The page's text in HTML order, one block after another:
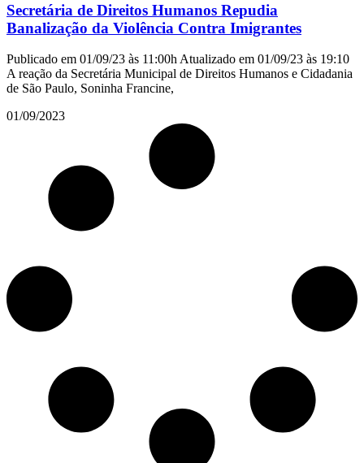
Secretária de Direitos Humanos Repudia
Banalização da Violência Contra Imigrantes
Publicado em 01/09/23 às 11:00h Atualizado em 01/09/23 às 19:10
A reação da Secretária Municipal de Direitos Humanos e Cidadania
de São Paulo, Soninha Francine,
01/09/2023